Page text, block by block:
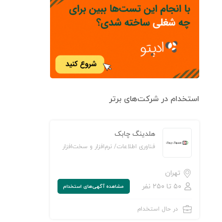
استخدام در شرکت‌های برتر
هلدینگ چابک
فناوری اطلاعات/ نرم‌افزار و سخت‌افزار
تهران
۵۰ تا ۲۵۰ نفر
مشاهده‌ آگهی‌های استخدام
در حال استخدام